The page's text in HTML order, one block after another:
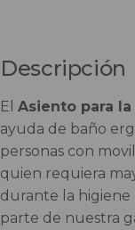
Descripción
El Asiento para
ayuda de baño
personas con
quien requiera
durante la higiene
parte de nuestra